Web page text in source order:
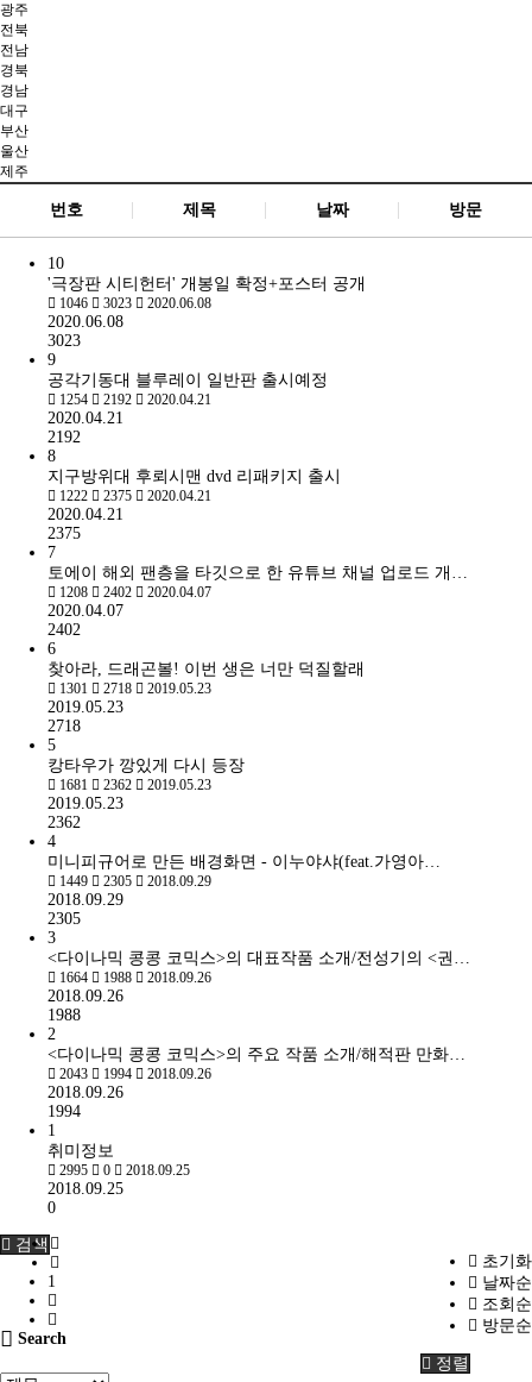
광주
전북
전남
경북
경남
대구
부산
울산
제주
번호 제목 날짜 방문
10
'극장판 시티헌터' 개봉일 확정+포스터 공개
1046 3023 2020.06.08
2020.06.08
3023
9
공각기동대 블루레이 일반판 출시예정
1254 2192 2020.04.21
2020.04.21
2192
8
지구방위대 후뢰시맨 dvd 리패키지 출시
1222 2375 2020.04.21
2020.04.21
2375
7
토에이 해외 팬층을 타깃으로 한 유튜브 채널 업로드 개…
1208 2402 2020.04.07
2020.04.07
2402
6
찾아라, 드래곤볼! 이번 생은 너만 덕질할래
1301 2718 2019.05.23
2019.05.23
2718
5
캉타우가 깡있게 다시 등장
1681 2362 2019.05.23
2019.05.23
2362
4
미니피규어로 만든 배경화면 - 이누야샤(feat.가영아…
1449 2305 2018.09.29
2018.09.29
2305
3
<다이나믹 콩콩 코믹스>의 대표작품 소개/전성기의 <권…
1664 1988 2018.09.26
2018.09.26
1988
2
<다이나믹 콩콩 코믹스>의 주요 작품 소개/해적판 만화…
2043 1994 2018.09.26
2018.09.26
1994
1
취미정보
2995 0 2018.09.25
2018.09.25
0
초기화
날짜순
조회순
방문순
정렬
검색
1
Search